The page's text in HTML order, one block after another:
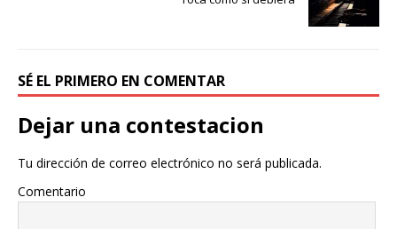
SÉ EL PRIMERO EN COMENTAR
Dejar una contestacion
Tu dirección de correo electrónico no será publicada.
Comentario